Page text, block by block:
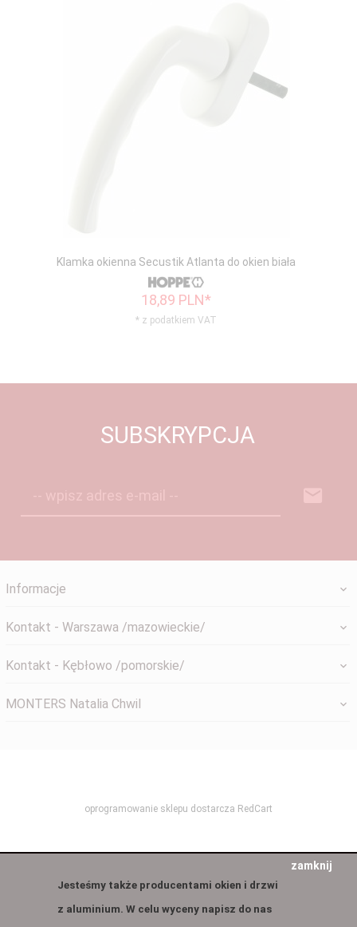
Klamka okienna Secustik Atlanta do okien biała
18,89 PLN*
* z podatkiem VAT
SUBSKRYPCJA
Informacje
Kontakt - Warszawa /mazowieckie/
Kontakt - Kębłowo /pomorskie/
MONTERS Natalia Chwil
oprogramowanie sklepu dostarcza RedCart
Jesteśmy także producentami okien i drzwi
z aluminium. W celu wyceny napisz do nas
zamknij